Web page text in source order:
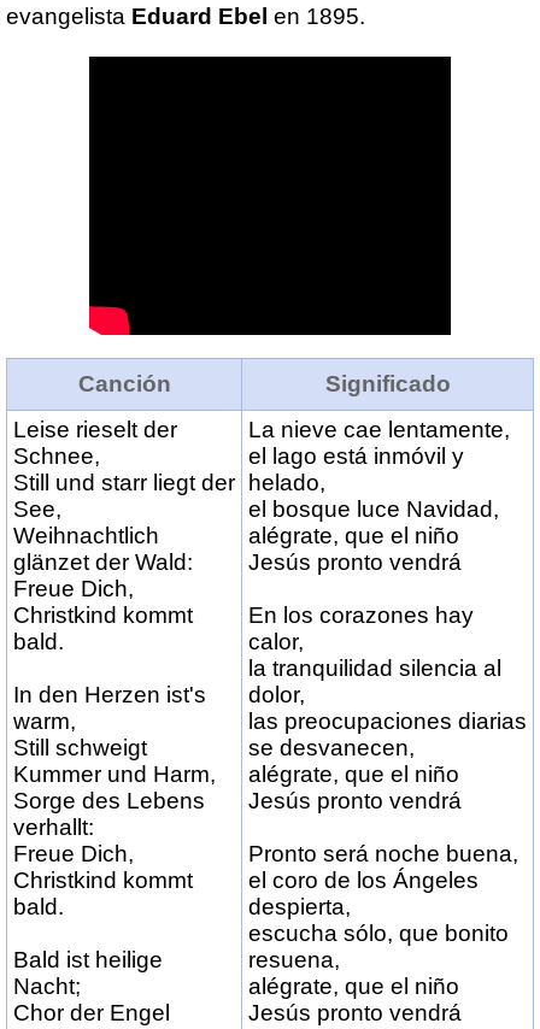
evangelista Eduard Ebel en 1895.
Canción
Significado
Leise rieselt der
Schnee,
Still und starr liegt der
See,
Weihnachtlich
glänzet der Wald:
Freue Dich,
Christkind kommt
bald.
In den Herzen ist's
warm,
Still schweigt
Kummer und Harm,
Sorge des Lebens
verhallt:
Freue Dich,
Christkind kommt
bald.
Bald ist heilige
Nacht;
Chor der Engel
La nieve cae lentamente,
el lago está inmóvil y
helado,
el bosque luce Navidad,
alégrate, que el niño
Jesús pronto vendrá
En los corazones hay
calor,
la tranquilidad silencia al
dolor,
las preocupaciones diarias
se desvanecen,
alégrate, que el niño
Jesús pronto vendrá
Pronto será noche buena,
el coro de los Ángeles
despierta,
escucha sólo, que bonito
resuena,
alégrate, que el niño
Jesús pronto vendrá